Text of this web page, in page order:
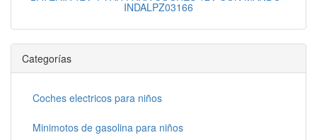
INDALPZ03166
Categorías
Coches electricos para niños
Minimotos de gasolina para niños